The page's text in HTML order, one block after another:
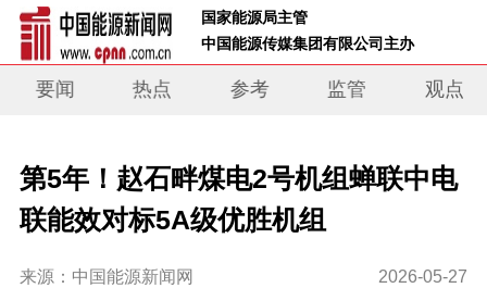
国家能源局主管
中国能源传媒集团有限公司主办
要闻 热点 参考 监管 观点
第5年！赵石畔煤电2号机组蝉联中电
联能效对标5A级优胜机组
来源：中国能源新闻网 2026-05-27